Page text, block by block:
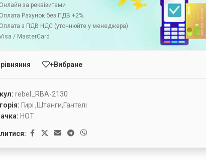
Онлайн за реквізитами
Оплата Рахунок без ПДВ +2%
Оплата з ПДВ НДС (уточнюйте у менеджера)
/ MasterCard
+Вибране
rebel_RBA-2130
Гирі ,Штанги,Гантелі
HOT